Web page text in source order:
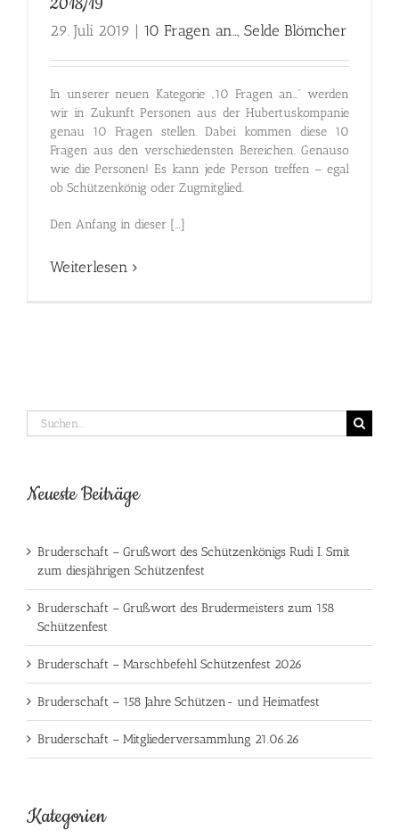
29. Juli 2019 | 10 Fragen an..., Selde Blömcher
In unserer neuen Kategorie „10 Fragen an…“ werden
wir in Zukunft Personen aus der Hubertuskompanie
genau 10 Fragen stellen. Dabei kommen diese 10
Fragen aus den verschiedensten Bereichen. Genauso
wie die Personen! Es kann jede Person treffen – egal
ob Schützenkönig oder Zugmitglied.
Den Anfang in dieser […]
Weiterlesen
Suche
nach:
Neueste Beiträge
Bruderschaft – Grußwort des Schützenkönigs Rudi I. Smit
zum diesjährigen Schützenfest
Bruderschaft – Grußwort des Brudermeisters zum 158
Schützenfest
Bruderschaft – Marschbefehl Schützenfest 2026
Bruderschaft – 158 Jahre Schützen- und Heimatfest
Bruderschaft – Mitgliederversammlung 21.06.26
Kategorien